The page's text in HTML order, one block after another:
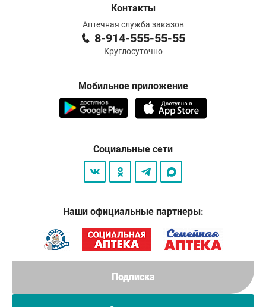
Подписка
Контакты
Аптечная служба заказов
8-914-555-55-55
Круглосуточно
Мобильное приложение
Социальные сети
Наши официальные партнеры: